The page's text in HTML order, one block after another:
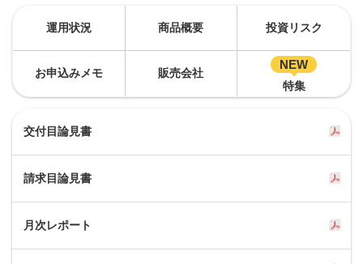
運用状況 商品概要 投資リスク
お申込みメモ 販売会社
NEW
特集
交付目論見書
請求目論見書
月次レポート